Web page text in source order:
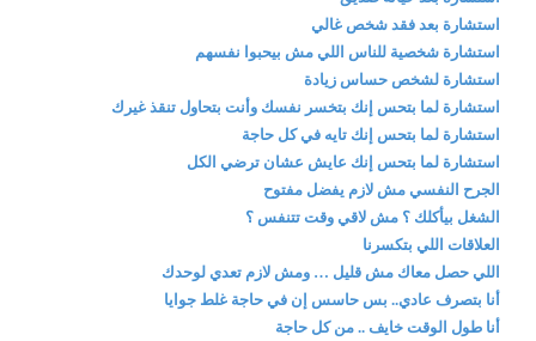
استشارة بعد فقد شخص غالي
استشارة شخصية للناس اللي مش بيحبوا نفسهم
استشارة لشخص حساس زيادة
استشارة لما بتحس إنك بتخسر نفسك وأنت بتحاول تنقذ غيرك
استشارة لما بتحس إنك تايه في كل حاجة
استشارة لما بتحس إنك عايش عشان ترضي الكل
الجرح النفسي مش لازم يفضل مفتوح
الشغل بيأكلك ؟ مش لاقي وقت تتنفس ؟
العلاقات اللي بتكسرنا
اللي حصل معاك مش قليل … ومش لازم تعدي لوحدك
أنا بتصرف عادي.. بس حاسس إن في حاجة غلط جوايا
أنا طول الوقت خايف .. من كل حاجة